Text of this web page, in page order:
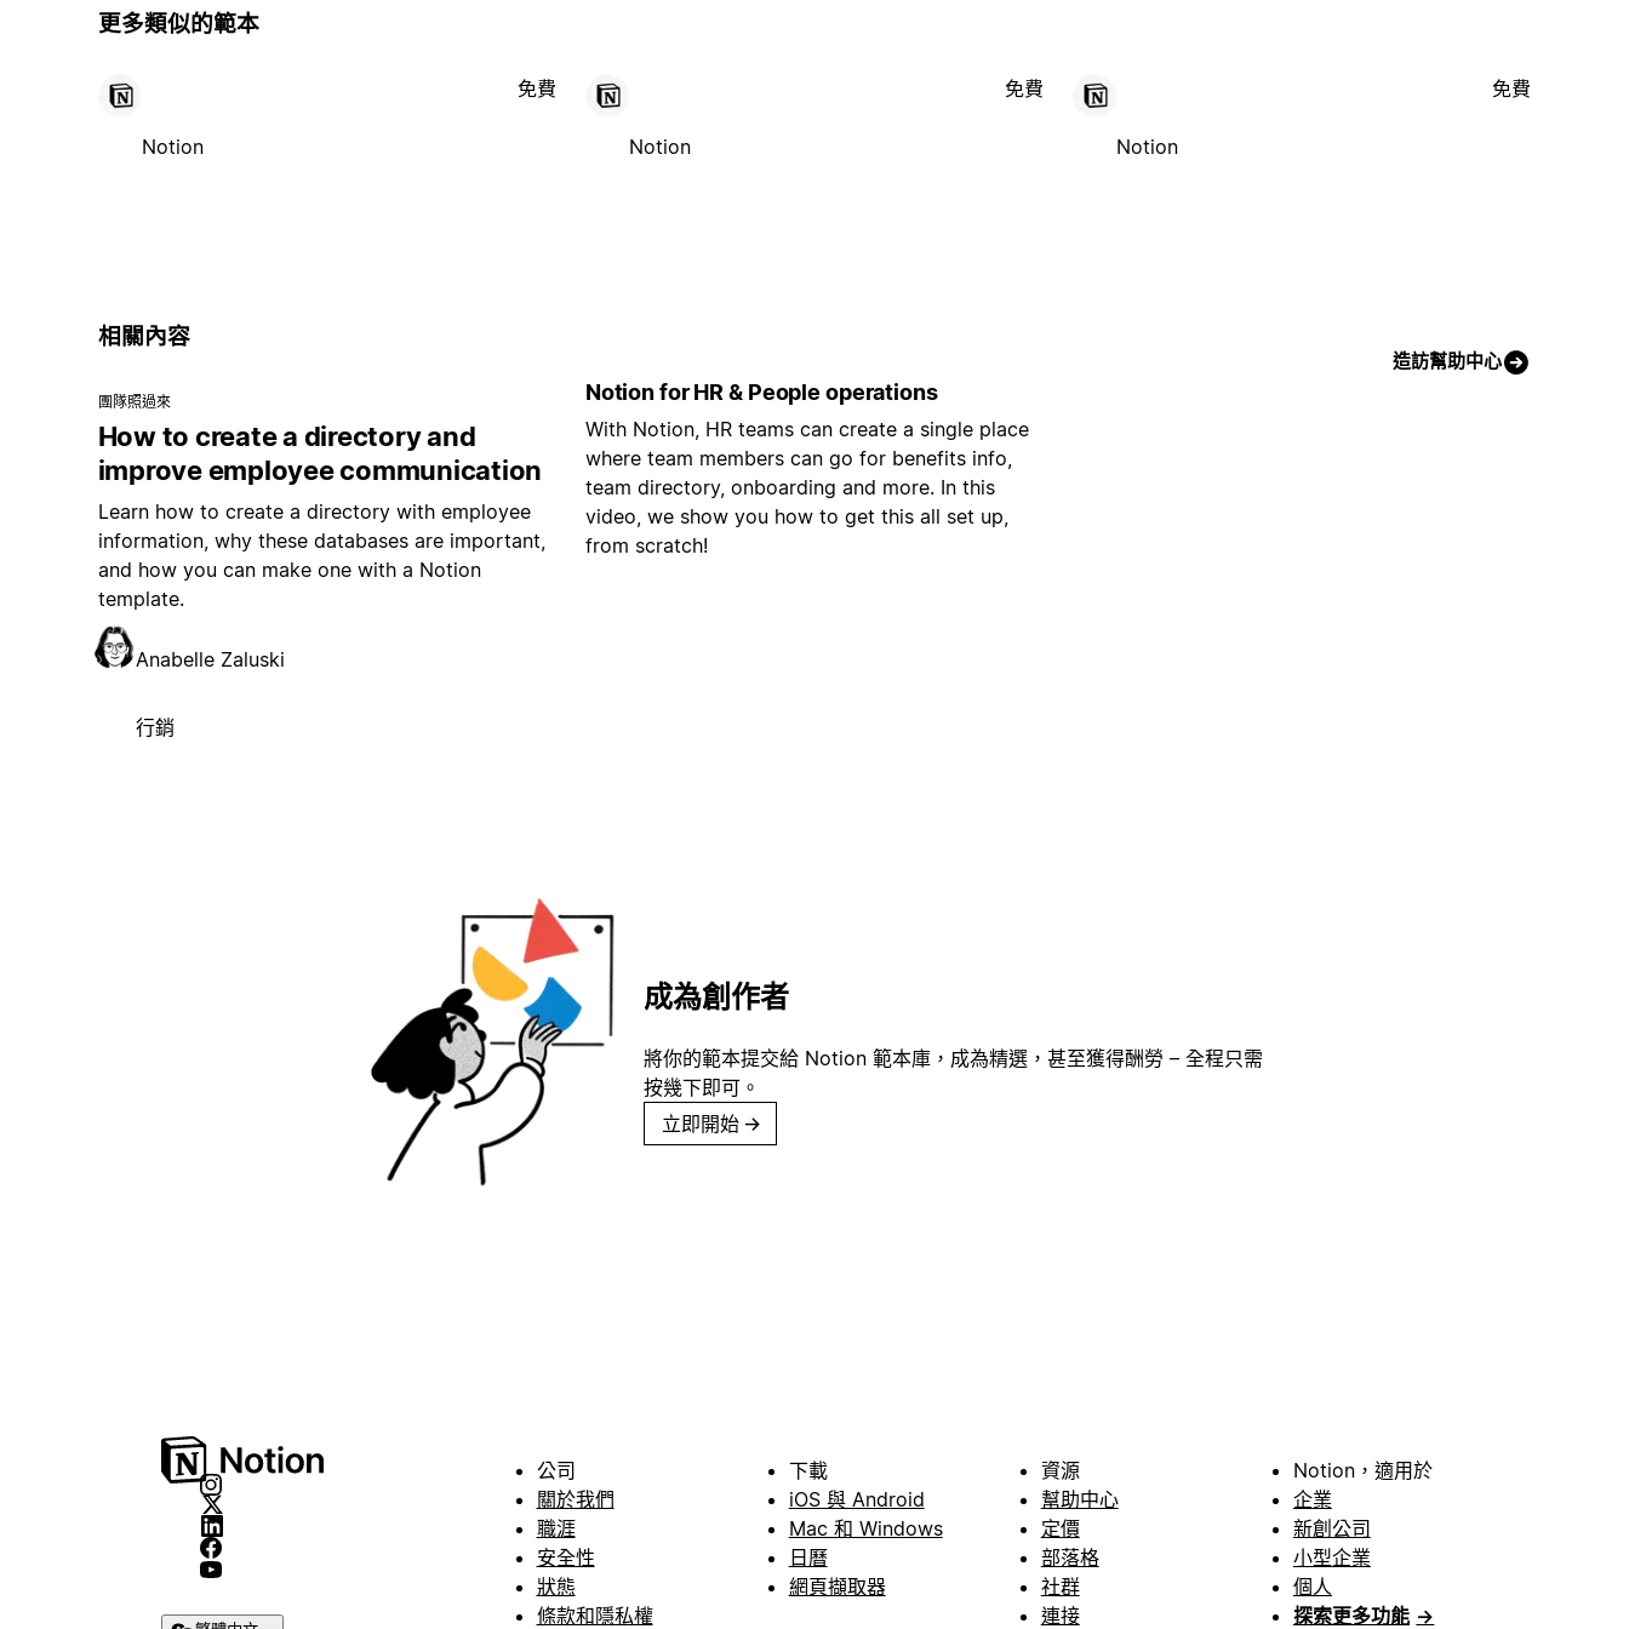
更多類似的範本
Notion
免費
Notion
免費
Notion
免費
相關內容
造訪幫助中心
團隊照過來
How to create a directory and
improve employee communication
Learn how to create a directory with employee
information, why these databases are important,
and how you can make one with a Notion
template.
Anabelle Zaluski
行銷
Notion for HR & People operations
With Notion, HR teams can create a single place
where team members can go for benefits info,
team directory, onboarding and more. In this
video, we show you how to get this all set up,
from scratch!
成為創作者
將你的範本提交給 Notion 範本庫，成為精選，甚至獲得酬勞 – 全程只需
按幾下即可。
立即開始 →
公司
關於我們
職涯
安全性
狀態
條款和隱私權
下載
iOS 與 Android
Mac 和 Windows
日曆
網頁擷取器
資源
幫助中心
定價
部落格
社群
連接
Notion，適用於
企業
新創公司
小型企業
個人
探索更多功能 →